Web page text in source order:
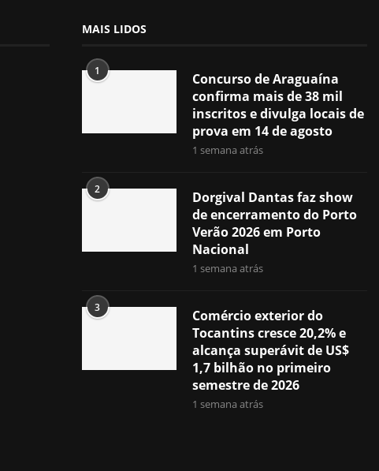
MAIS LIDOS
1
Concurso de Araguaína
confirma mais de 38 mil
inscritos e divulga locais de
prova em 14 de agosto
1 semana atrás
2
Dorgival Dantas faz show
de encerramento do Porto
Verão 2026 em Porto
Nacional
1 semana atrás
3
Comércio exterior do
Tocantins cresce 20,2% e
alcança superávit de US$
1,7 bilhão no primeiro
semestre de 2026
1 semana atrás